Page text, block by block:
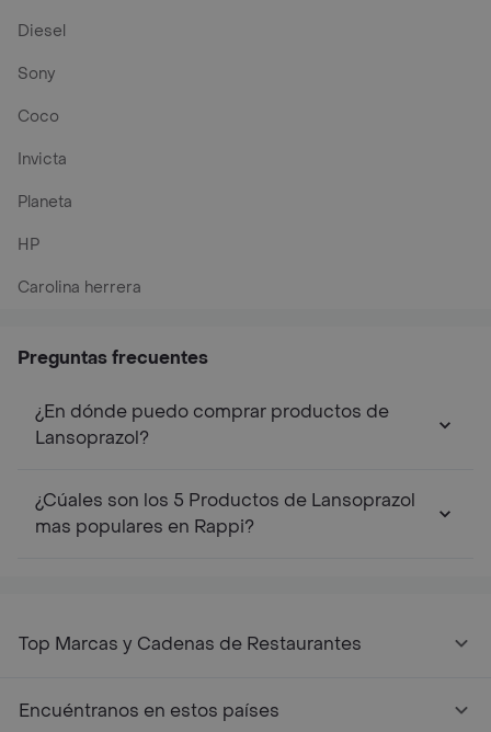
Diesel
Sony
Coco
Invicta
Planeta
HP
Carolina herrera
Preguntas frecuentes
¿En dónde puedo comprar productos de
Lansoprazol?
¿Cúales son los 5 Productos de Lansoprazol
mas populares en Rappi?
Top Marcas y Cadenas de Restaurantes
Encuéntranos en estos países